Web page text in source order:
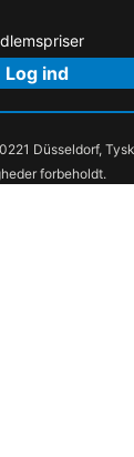
Log ind
Düsseldorf,
forbeholdt.